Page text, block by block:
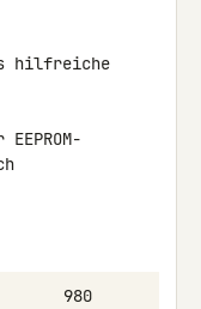
hilfreiche